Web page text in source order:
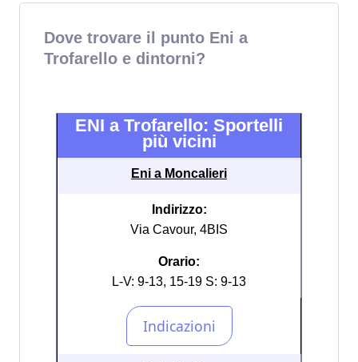
Dove trovare il punto Eni a
Trofarello e dintorni?
ENI a Trofarello: Sportelli
più vicini
Eni a Moncalieri
Indirizzo:
Via Cavour, 4BIS
Orario:
L-V: 9-13, 15-19 S: 9-13